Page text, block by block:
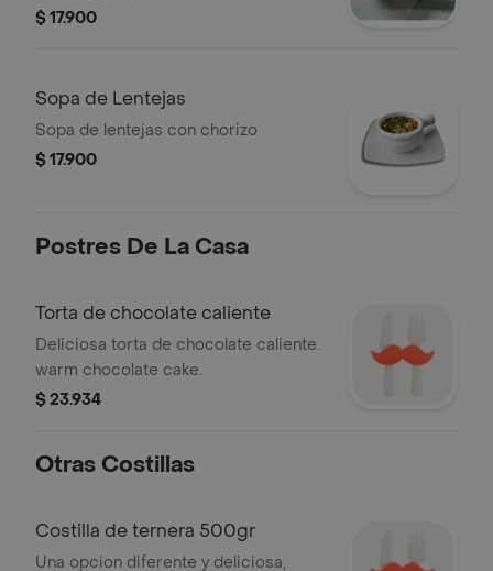
huevo
$ 17.900
Sopa de Lentejas
Sopa de lentejas con chorizo
$ 17.900
Postres De La Casa
Torta de chocolate caliente
Deliciosa torta de chocolate caliente.
warm chocolate cake.
$ 23.934
Otras Costillas
Costilla de ternera 500gr
Una opcion diferente y deliciosa,